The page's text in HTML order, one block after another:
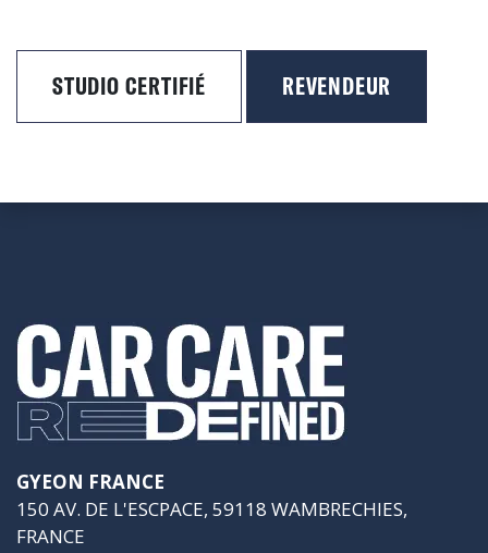
STUDIO CERTIFIÉ REVENDEUR
GYEON FRANCE
150 AV. DE L'ESCPACE, 59118 WAMBRECHIES,
FRANCE